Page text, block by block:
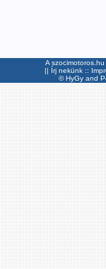
A
|| Írj nekünk ::
©HyGyand